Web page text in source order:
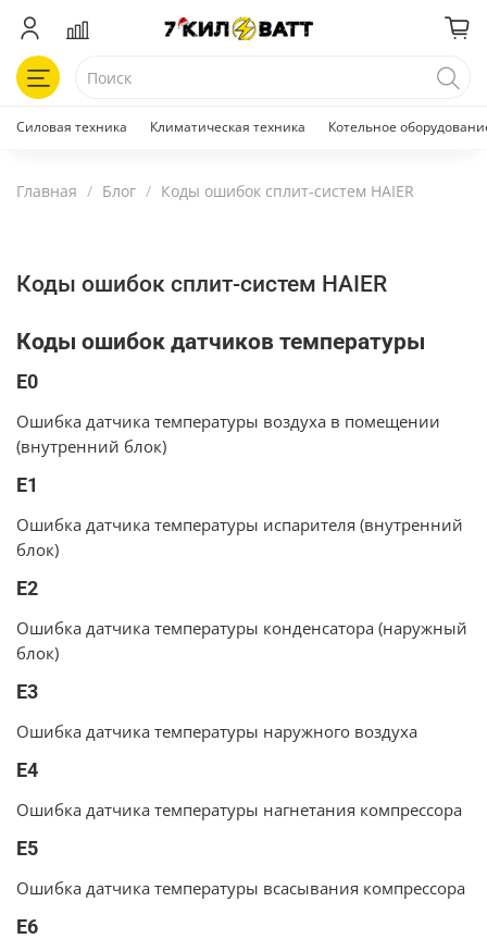
Силовая техника Климатическая техника Котельное
Главная Блог Коды ошибок сплит-систем HAIER
Коды ошибок сплит-систем HAIER
Коды ошибок датчиков температуры
E0
Ошибка датчика температуры воздуха в помещении
(внутренний блок)
E1
Ошибка датчика температуры испарителя (внутренний
блок)
E2
Ошибка датчика температуры конденсатора (наружный
блок)
E3
Ошибка датчика температуры наружного воздуха
E4
Ошибка датчика температуры нагнетания компрессора
E5
Ошибка датчика температуры всасывания компрессора
E6